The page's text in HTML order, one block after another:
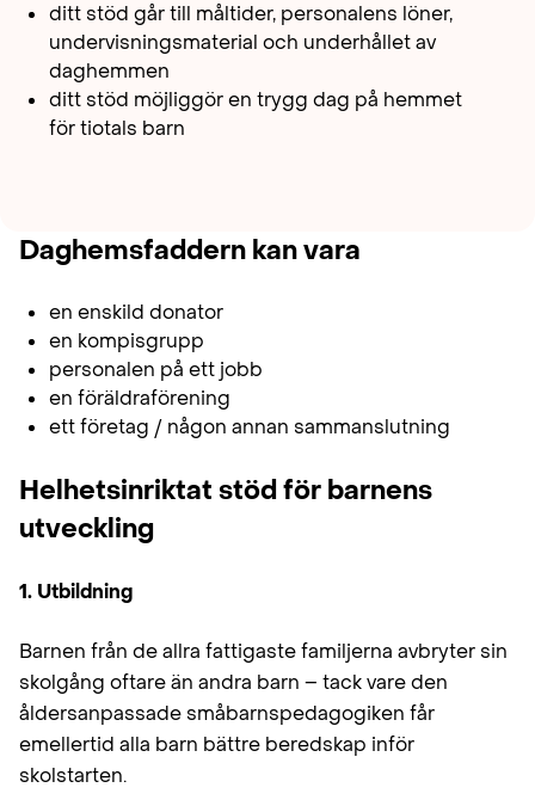
ditt stöd går till måltider, personalens löner,
undervisningsmaterial och underhållet av
daghemmen
ditt stöd möjliggör en trygg dag på hemmet
för tiotals barn
Daghemsfaddern kan vara
en enskild donator
en kompisgrupp
personalen på ett jobb
en föräldraförening
ett företag / någon annan sammanslutning
Helhetsinriktat stöd för barnens
utveckling
1. Utbildning
Barnen från de allra fattigaste familjerna avbryter sin
skolgång oftare än andra barn – tack vare den
åldersanpassade småbarnspedagogiken får
emellertid alla barn bättre beredskap inför
skolstarten.